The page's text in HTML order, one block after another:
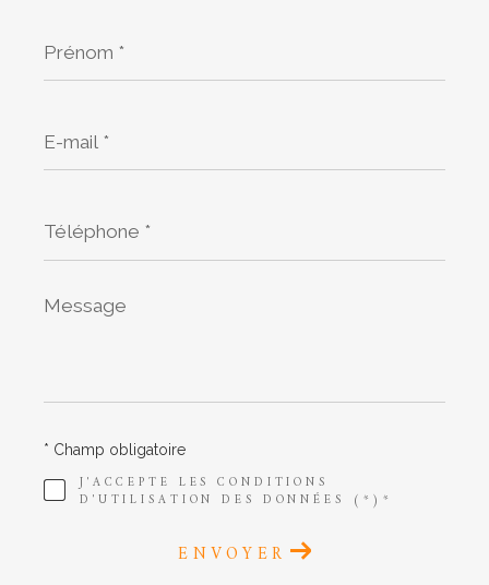
*
mail
*
Message
*
J'ACCEPTE LES CONDITIONS
D'UTILISATION DES DONNÉES (*)*
* Champ obligatoire
ENVOYER